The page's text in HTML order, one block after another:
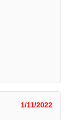
1/11/2022